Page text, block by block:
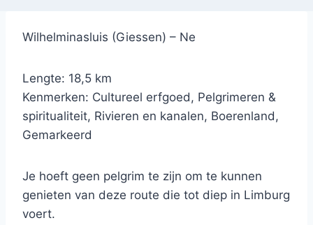
Wilhelminasluis (Giessen) – Ne
Lengte: 18,5 km
Kenmerken: Cultureel erfgoed, Pelgrimeren &
spiritualiteit, Rivieren en kanalen, Boerenland,
Gemarkeerd
Je hoeft geen pelgrim te zijn om te kunnen
genieten van deze route die tot diep in Limburg
voert.